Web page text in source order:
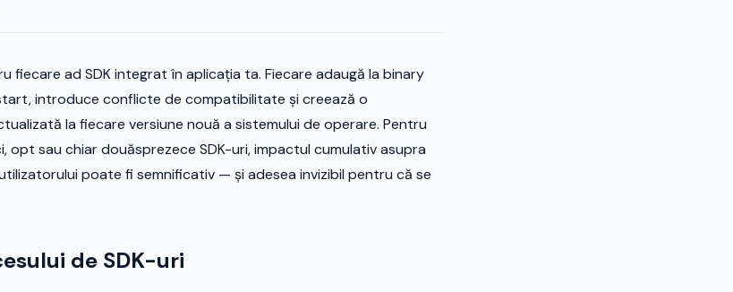
fiecare ad SDK integrat în aplicația ta. Fiecare adaugă la binary
introduce conflicte de compatibilitate și creează o
la fiecare versiune nouă a sistemului de operare. Pentru
opt sau chiar douăsprezece SDK-uri, impactul cumulativ asupra
poate fi semnificativ — și adesea invizibil pentru că se
de SDK-uri